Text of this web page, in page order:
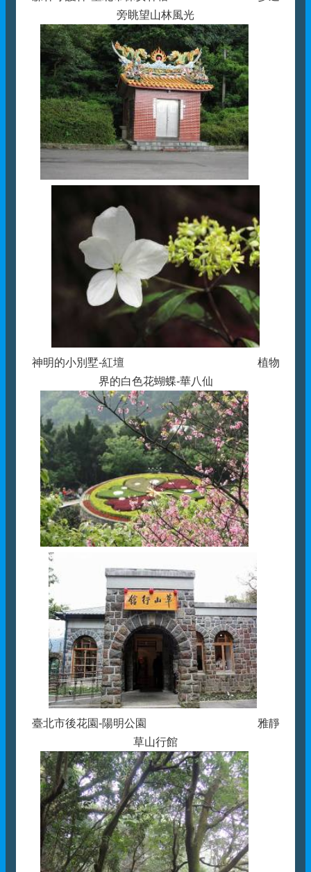
旁眺望山林風光
神明的小別墅-紅壇 植物
界的白色花蝴蝶-華八仙
臺北市後花園-陽明公園 雅靜
草山行館